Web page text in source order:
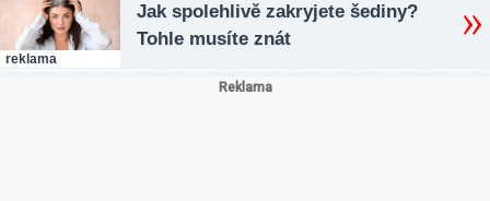
reklama
Jak spolehlivě zakryjete šediny?
Tohle musíte znát